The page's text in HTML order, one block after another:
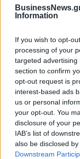
Information
If you wish to opt-
processing of your
targeted
section to confirm
opt-out request is
interest-based ads
us or personal
your opt-out. You
disclosure of your
IAB’s list of
also be disclosed
Downstream
09/08/2026 - 14:17
κλάδους (Εθνική
09/08/2026 - 13:51
Προς εκτύπωση
εκπαιδευτικό
ηλεκτρονική
09/08/2026 - 13:24
Γερμανία: Το
την ασφάλεια από
αεροδρόμιο